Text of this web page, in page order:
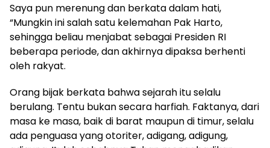
Saya pun merenung dan berkata dalam hati,
“Mungkin ini salah satu kelemahan Pak Harto,
sehingga beliau menjabat sebagai Presiden RI
beberapa periode, dan akhirnya dipaksa berhenti
oleh rakyat.
Orang bijak berkata bahwa sejarah itu selalu
berulang. Tentu bukan secara harfiah. Faktanya, dari
masa ke masa, baik di barat maupun di timur, selalu
ada penguasa yang otoriter, adigang, adigung,